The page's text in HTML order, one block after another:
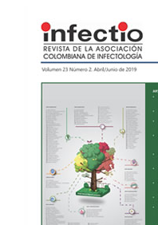
Barra
lateral
del
artículo